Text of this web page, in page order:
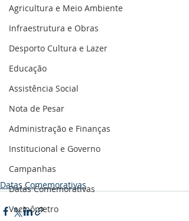
Agricultura e Meio Ambiente
Infraestrutura e Obras
Desporto Cultura e Lazer
Educação
Assistência Social
Nota de Pesar
Administração e Finanças
Institucional e Governo
Campanhas
Datas Comemorativas
Vacinômetro
Datas Comemorativas